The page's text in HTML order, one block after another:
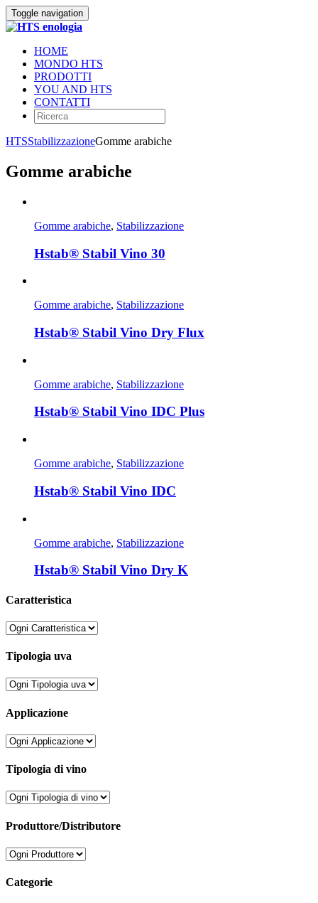
Toggle navigation
HOME
MONDO HTS
PRODOTTI
YOU AND HTS
CONTATTI
HTSStabilizzazioneGomme arabiche
Gomme arabiche
Gomme arabiche, Stabilizzazione
Hstab® Stabil Vino 30
Gomme arabiche, Stabilizzazione
Hstab® Stabil Vino Dry Flux
Gomme arabiche, Stabilizzazione
Hstab® Stabil Vino IDC Plus
Gomme arabiche, Stabilizzazione
Hstab® Stabil Vino IDC
Gomme arabiche, Stabilizzazione
Hstab® Stabil Vino Dry K
Caratteristica
Tipologia uva
Applicazione
Tipologia di vino
Produttore/Distributore
Categorie